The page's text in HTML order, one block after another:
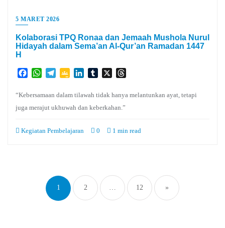
5 MARET 2026
Kolaborasi TPQ Ronaa dan Jemaah Mushola Nurul
Hidayah dalam Sema’an Al-Qur’an Ramadan 1447
H
FacebookWhatsApp
TelegramGoogleLinkedInTumblr
X
“Kebersamaan dalam tilawah tidak hanya melantunkan ayat, tetapi
juga merajut ukhuwah dan keberkahan.”
Kegiatan Pembelajaran 0 1 min read
pos
1 2 12 »